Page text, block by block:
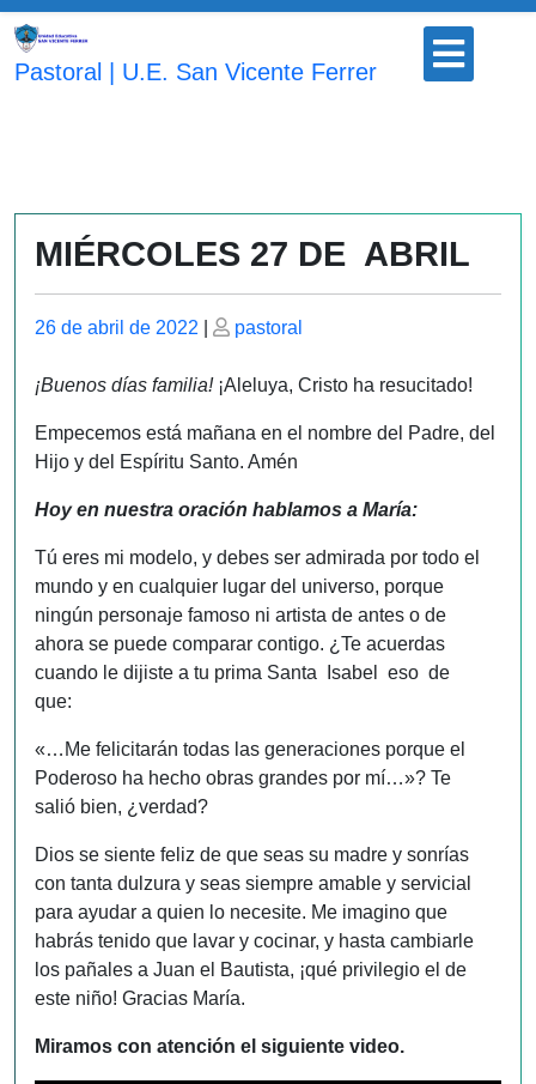
Saltar
contenido
Pastoral | U.E. San Vicente Ferrer
Botón
abrir
MIÉRCOLES 27 DE ABRIL
Publicado
26 de abril de 2022
Publicado
pastoral
¡Buenos días familia! ¡Aleluya, Cristo ha resucitado!
Empecemos está mañana en el nombre del Padre, del
Hijo y del Espíritu Santo. Amén
Hoy en nuestra oración hablamos a María:
Tú eres mi modelo, y debes ser admirada por todo el
mundo y en cualquier lugar del universo, porque
ningún personaje famoso ni artista de antes o de
ahora se puede comparar contigo. ¿Te acuerdas
cuando le dijiste a tu prima Santa Isabel eso de
que:
«…Me felicitarán todas las generaciones porque el
Poderoso ha hecho obras grandes por mí…»? Te
salió bien, ¿verdad?
Dios se siente feliz de que seas su madre y sonrías
con tanta dulzura y seas siempre amable y servicial
para ayudar a quien lo necesite. Me imagino que
habrás tenido que lavar y cocinar, y hasta cambiarle
los pañales a Juan el Bautista, ¡qué privilegio el de
este niño! Gracias María.
Miramos con atención el siguiente video.